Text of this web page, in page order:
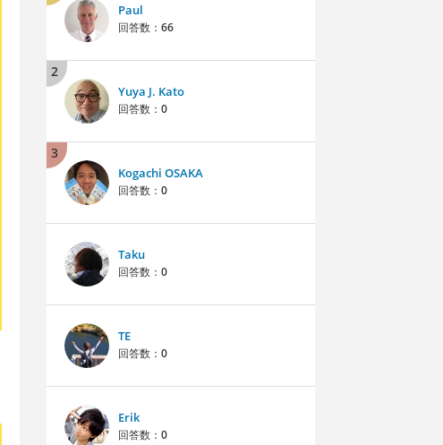
Paul
回答数： 66
2
Yuya J. Kato
回答数： 0
3
Kogachi OSAKA
回答数： 0
Taku
回答数： 0
TE
回答数： 0
Erik
回答数： 0